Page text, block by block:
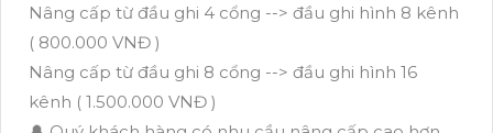
Nâng cấp từ đầu ghi 4 cổng --> đầu ghi hình 8 kênh
( 800.000 VNĐ )
Nâng cấp từ đầu ghi 8 cổng --> đầu ghi hình 16
kênh ( 1.500.000 VNĐ )